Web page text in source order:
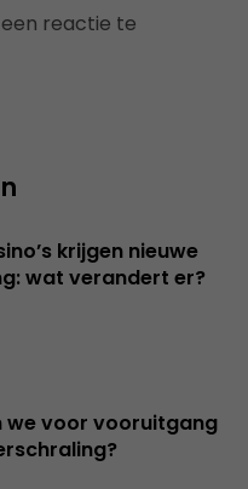
reactie te
krijgen nieuwe
wat verandert er?
we voor vooruitgang